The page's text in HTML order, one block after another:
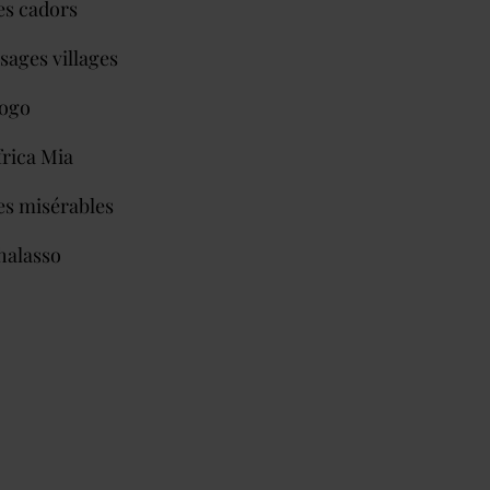
cadors
villages
Mia
misérables